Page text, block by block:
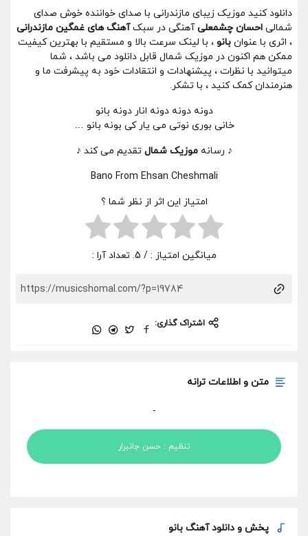
دانلود کنید موزیک زیبای مازندرانی با صدای خواننده خوش صدای
شمالی احسان چشمعلیآهنگی در سبکآهنگ های غمگین مازندرانی
، اثری با عنوان بانو ، با لینک سرعت بالا و مستقیم با بهترین کیفیت
ممکن هم اکنون در موزیک شمال قابل دانلود می باشد ، شما
میتوانید با نظرات ، پیشنهادات و انتقادات خود به پیشرفت ما و
هنرمندان کمک کنید ، با تشکر.
دونه دونه دونه انار دونه بانو
خانی بوری نوتی می یار کی بونه بانو …
♪ رسانهموزیک شمال تقدیم می کند ♪
Bano From Ehsan Cheshmali
امتیاز این اثر از نظر شما ؟
میانگین امتیاز : / 5. تعداد آرا :
اشتراک گذاری:
متن و اطلاعات ترانه
-
تنظیم : حسن جانبرار
پخش و دانلود آهنگ بانو